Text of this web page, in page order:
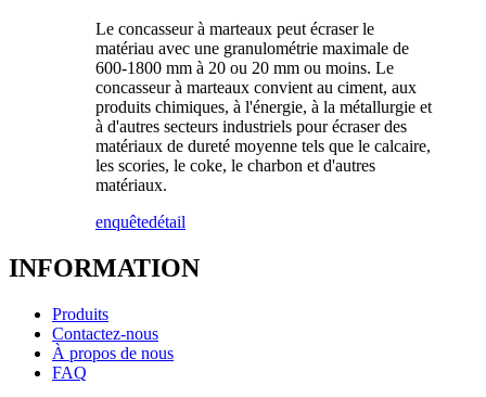
Le concasseur à marteaux peut écraser le
matériau avec une granulométrie maximale de
600-1800 mm à 20 ou 20 mm ou moins. Le
concasseur à marteaux convient au ciment, aux
produits chimiques, à l'énergie, à la métallurgie et
à d'autres secteurs industriels pour écraser des
matériaux de dureté moyenne tels que le calcaire,
les scories, le coke, le charbon et d'autres
matériaux.
enquêtedétail
INFORMATION
Produits
Contactez-nous
À propos de nous
FAQ